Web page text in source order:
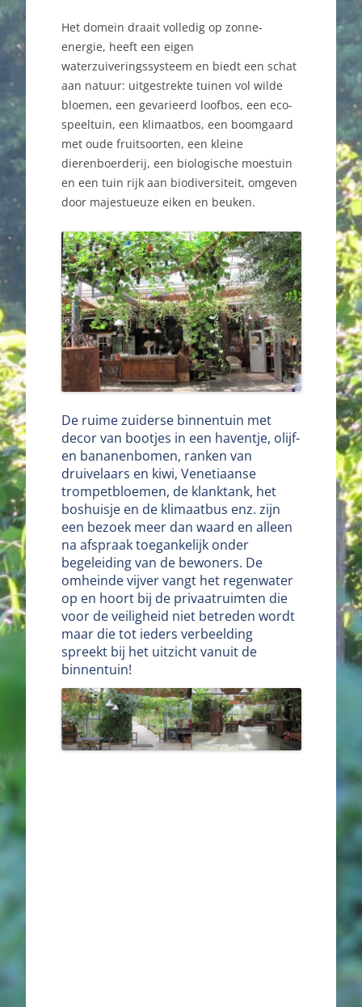
Het domein draait volledig op zonne-
energie, heeft een eigen
waterzuiveringssysteem en biedt een schat
aan natuur: uitgestrekte tuinen vol wilde
bloemen, een gevarieerd loofbos, een eco-
speeltuin, een klimaatbos, een boomgaard
met oude fruitsoorten, een kleine
dierenboerderij, een biologische moestuin
en een tuin rijk aan biodiversiteit, omgeven
door majestueuze eiken en beuken.
De ruime zuiderse binnentuin met
decor van bootjes in een haventje, olijf-
en bananenbomen, ranken van
druivelaars en kiwi, Venetiaanse
trompetbloemen, de klanktank, het
boshuisje en de klimaatbus enz. zijn
een bezoek meer dan waard en alleen
na afspraak toegankelijk onder
begeleiding van de bewoners. De
omheinde vijver vangt het regenwater
op en hoort bij de privaatruimten die
voor de veiligheid niet betreden wordt
maar die tot ieders verbeelding
spreekt bij het uitzicht vanuit de
binnentuin!